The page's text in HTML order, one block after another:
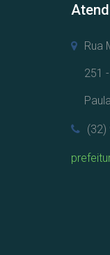
Rua
251
(32)